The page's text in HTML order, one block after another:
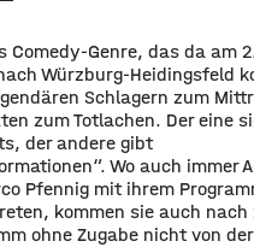
Comedy-Genre, das da am
Würzburg-Heidingsfeld
Schlagern zum
zum Totlachen. Der eine
der andere gibt
Wo auch immer
Pfennig mit ihrem
kommen sie auch nach
ohne Zugabe nicht von